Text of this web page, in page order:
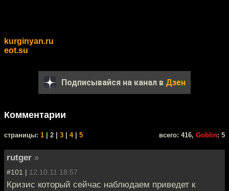
kurginyan.ru
eot.su
Подписывайся на канал в Дзен
Комментарии
cтраницы: 1 | 2 | 3 4| 5 всего: 416, Goblin: 5
rutger »
#101 | 12.10.11 18:57
Кризис который сейчас наблюдаем приведет к